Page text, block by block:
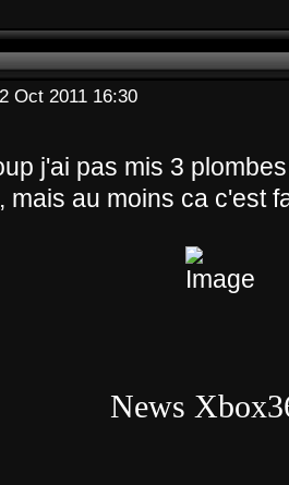
Oct 2011 16:30
j'ai pas mis 3
mais au moins ca c'est
News